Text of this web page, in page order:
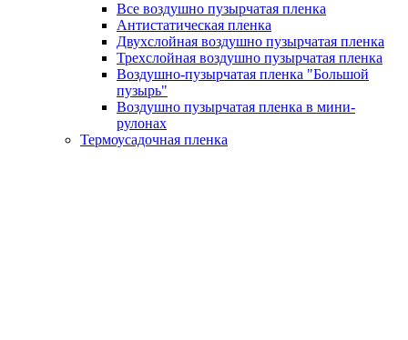
Все воздушно пузырчатая пленка
Антистатическая пленка
Двухслойная воздушно пузырчатая пленка
Трехслойная воздушно пузырчатая пленка
Воздушно-пузырчатая пленка "Большой
пузырь"
Воздушно пузырчатая пленка в мини-
рулонах
Термоусадочная пленка